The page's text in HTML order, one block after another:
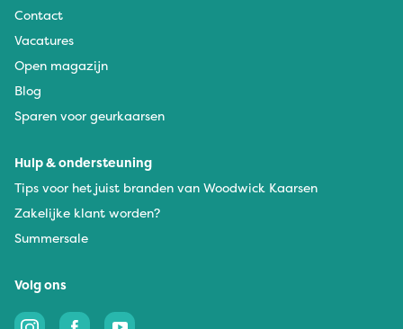
Contact
Vacatures
Open magazijn
Blog
Sparen voor geurkaarsen
Hulp & ondersteuning
Tips voor het juist branden van Woodwick Kaarsen
Zakelijke klant worden?
Summersale
Volg ons